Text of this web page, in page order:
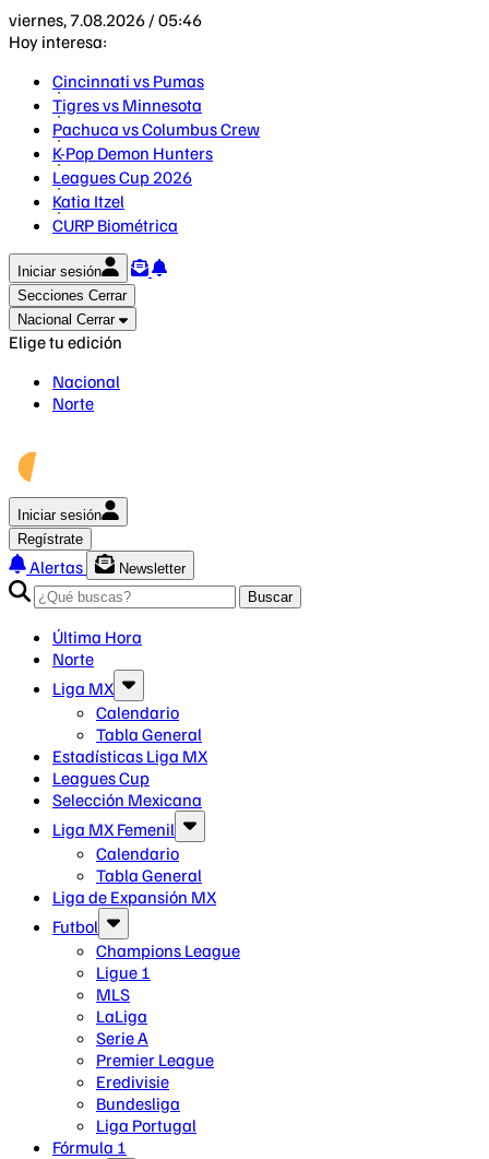
viernes, 7.08.2026 / 05:46
Hoy interesa:
Cincinnati vs Pumas
Tigres vs Minnesota
Pachuca vs Columbus Crew
K-Pop Demon Hunters
Leagues Cup 2026
Katia Itzel
CURP Biométrica
Iniciar sesión
Secciones Cerrar
Nacional Cerrar
Elige tu edición
Nacional
Norte
Iniciar sesión
Regístrate
Alertas
Newsletter
Buscar
Última Hora
Norte
Liga MX
Calendario
Tabla General
Estadísticas Liga MX
Leagues Cup
Selección Mexicana
Liga MX Femenil
Calendario
Tabla General
Liga de Expansión MX
Futbol
Champions League
Ligue 1
MLS
LaLiga
Serie A
Premier League
Eredivisie
Bundesliga
Liga Portugal
Fórmula 1